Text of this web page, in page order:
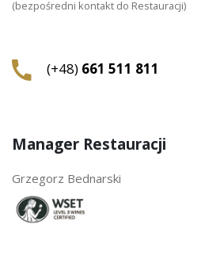
(bezpośredni kontakt do Restauracji)
(+48) 661 511 811
Manager Restauracji
Grzegorz Bednarski